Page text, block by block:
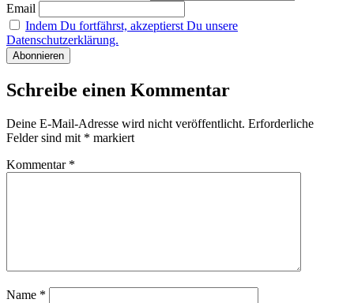
Email
Indem Du fortfährst, akzeptierst Du unsere
Datenschutzerklärung.
Schreibe einen Kommentar
Deine E-Mail-Adresse wird nicht veröffentlicht. Erforderliche
Felder sind mit * markiert
Kommentar *
Name *